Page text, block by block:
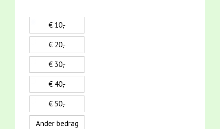
€ 10,-
€ 20,-
€ 30,-
€ 40,-
€ 50,-
Ander bedrag